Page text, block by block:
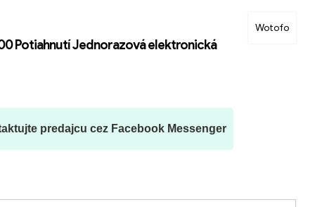
Wotofo
Potiahnutí Jednorazová elektronická
predajcu cez Facebook Messenger